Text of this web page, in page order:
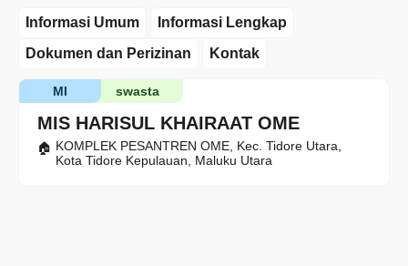
Informasi Umum
Informasi Lengkap
Dokumen dan Perizinan
Kontak
MIS HARISUL KHAIRAAT OME
swasta
MI
KOMPLEK PESANTREN OME, Kec. Tidore Utara,
Kota Tidore Kepulauan, Maluku Utara